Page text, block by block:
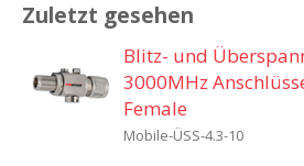
Zuletzt gesehen
Blitz- und
3000MHz
Female
Mobile-ÜSS-4.3-10